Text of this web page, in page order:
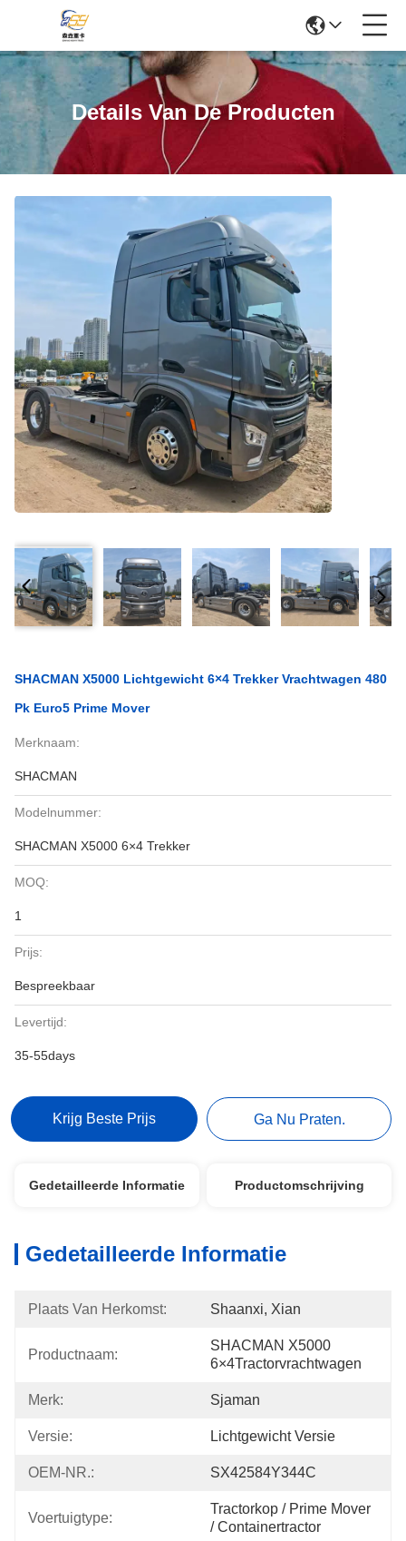
Details Van De Producten
SHACMAN X5000 Lichtgewicht 6×4 Trekker Vrachtwagen 480
Pk Euro5 Prime Mover
Merknaam:
SHACMAN
Modelnummer:
SHACMAN X5000 6×4 Trekker
MOQ:
1
Prijs:
Bespreekbaar
Levertijd:
35-55days
Krijg Beste Prijs Ga Nu Praten.
Gedetailleerde Informatie Productomschrijving
Gedetailleerde Informatie
Plaats Van Herkomst: Shaanxi, Xian
Productnaam:
SHACMAN X5000
6×4Tractorvrachtwagen
Merk: Sjaman
Versie: Lichtgewicht Versie
OEM-NR.: SX42584Y344C
Voertuigtype:
Tractorkop / Prime Mover
/ Containertractor